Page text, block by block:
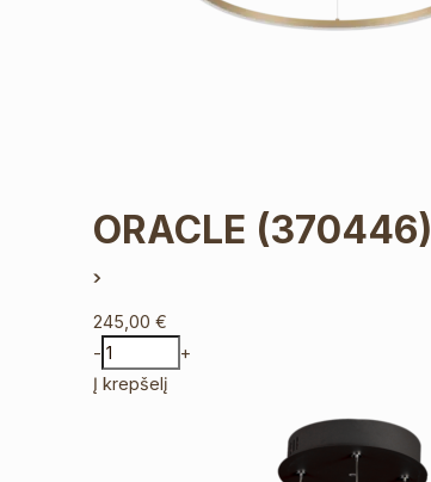
ORACLE (370446)
245,00 €
-
+
Į krepšelį